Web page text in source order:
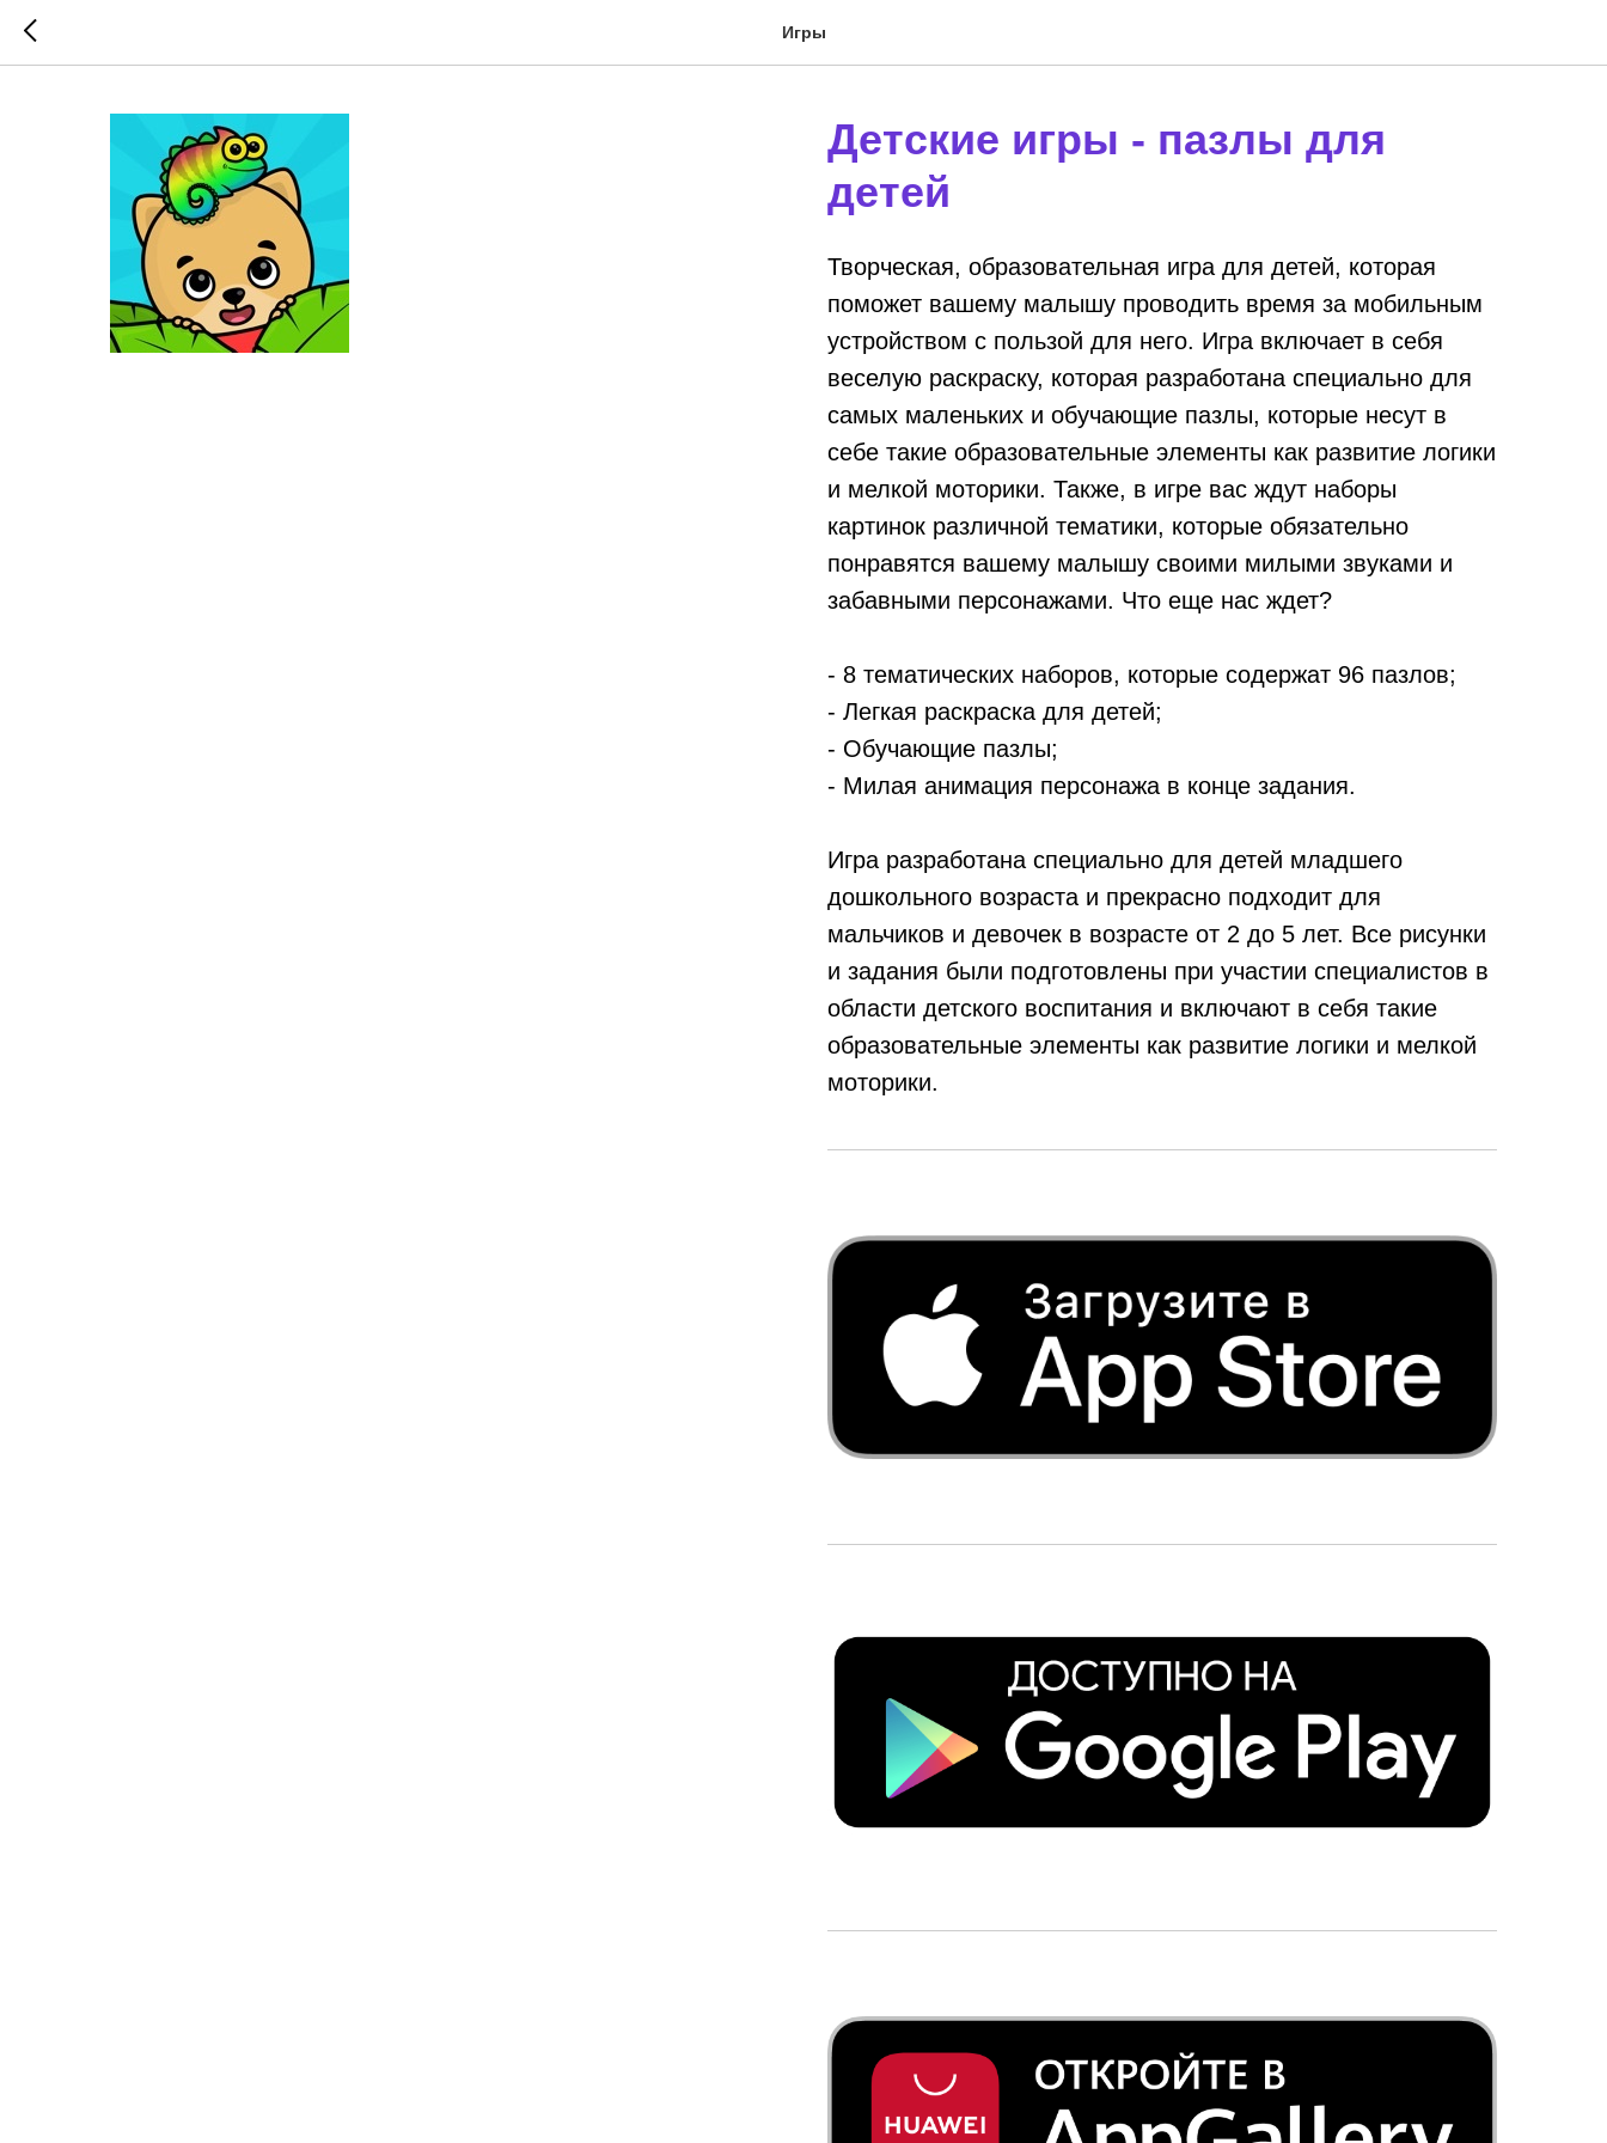
Игры
Детские игры - пазлы для
детей
Творческая, образовательная игра для детей, которая
поможет вашему малышу проводить время за мобильным
устройством с пользой для него. Игра включает в себя
веселую раскраску, которая разработана специально для
самых маленьких и обучающие пазлы, которые несут в
себе такие образовательные элементы как развитие логики
и мелкой моторики. Также, в игре вас ждут наборы
картинок различной тематики, которые обязательно
понравятся вашему малышу своими милыми звуками и
забавными персонажами. Что еще нас ждет?
- 8 тематических наборов, которые содержат 96 пазлов;
- Легкая раскраска для детей;
- Обучающие пазлы;
- Милая анимация персонажа в конце задания.
Игра разработана специально для детей младшего
дошкольного возраста и прекрасно подходит для
мальчиков и девочек в возрасте от 2 до 5 лет. Все рисунки
и задания были подготовлены при участии специалистов в
области детского воспитания и включают в себя такие
образовательные элементы как развитие логики и мелкой
моторики.